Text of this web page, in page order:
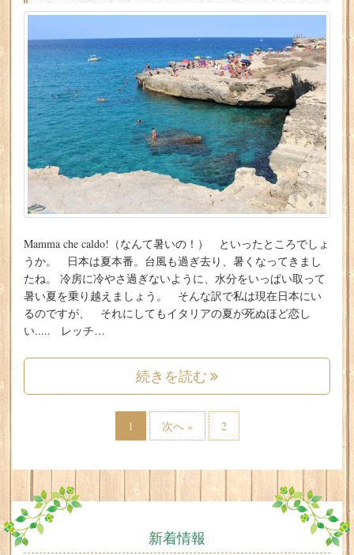
Mamma che caldo!（なんて暑いの！） といったところでしょ
うか。 日本は夏本番。台風も過ぎ去り、暑くなってきまし
たね。 冷房に冷やさ過ぎないように、水分をいっぱい取って
暑い夏を乗り越えましょう。 そんな訳で私は現在日本にい
るのですが、 それにしてもイタリアの夏が死ぬほど恋し
い..... レッチ…
続きを読む
1 次へ » 2
新着情報